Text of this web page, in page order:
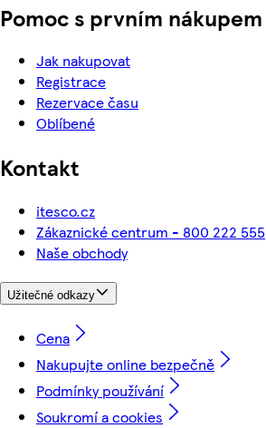
Pomoc s prvním nákupem
Jak nakupovat
Registrace
Rezervace času
Oblíbené
Kontakt
itesco.cz
Zákaznické centrum - 800 222 555
Naše obchody
Užitečné odkazy
Cena
Nakupujte online bezpečně
Podmínky používání
Soukromí a cookies